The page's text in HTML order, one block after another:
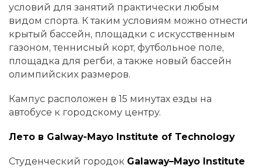
условий для занятий практически любым
видом спорта. К таким условиям можно отнести
крытый бассейн, площадки с искусственным
газоном, теннисный корт, футбольное поле,
площадка для регби, а также новый бассейн
олимпийских размеров.
Кампус расположен в 15 минутах езды на
автобусе к городскому центру.
Лето в Galway-Mayo Institute of Technology
Студенческий городок Galaway–Mayo Institute